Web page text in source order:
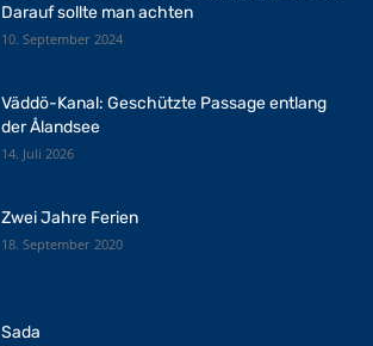
Darauf sollte man achten
10. September 2024
Väddö-Kanal: Geschützte Passage entlang
der Ålandsee
14. Juli 2026
Zwei Jahre Ferien
18. September 2020
Sada